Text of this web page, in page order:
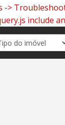
>
include